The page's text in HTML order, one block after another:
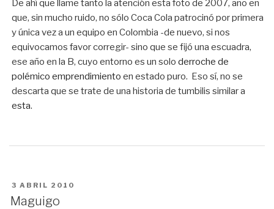
De ahí que llame tanto la atención esta foto de 2007, año en
que, sin mucho ruido, no sólo Coca Cola patrocinó por primera
y única vez a un equipo en Colombia -de nuevo, si nos
equivocamos favor corregir- sino que se fijó una escuadra,
ese año en la B, cuyo entorno es un soloderroche de
polémico emprendimiento en estado puro. Eso sí, no se
descarta que se trate de una historia de tumbilis similar a
esta.
PUBLICADO
EN
3 ABRIL 2010
Maguigo